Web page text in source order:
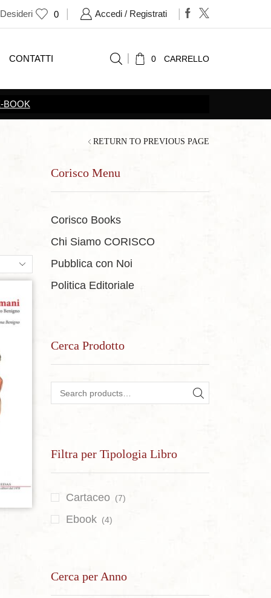
0 Accedi / Registrati
CONTATTI 0 CARRELLO
RETURN TO PREVIOUS PAGE
Corisco Menu
Corisco Books
Chi Siamo CORISCO
Pubblica con Noi
Politica Editoriale
Cerca Prodotto
Search for: SEARCH
Filtra per Tipologia Libro
Cartaceo (7)
Ebook (4)
Cerca per Anno